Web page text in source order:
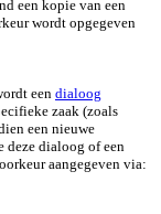
een kopie van een
wordt opgegeven
eendialoog
zaak (zoals
een nieuwe
deze dialoog of een
aangegeven via: